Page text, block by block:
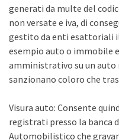
generati da multe del
non versate e iva, di
gestito da enti esattoriali
esempio auto o immobile
amministrativo su un auto
sanzionano coloro che
Visura auto: Consente
registrati presso la banca
Automobilistico che